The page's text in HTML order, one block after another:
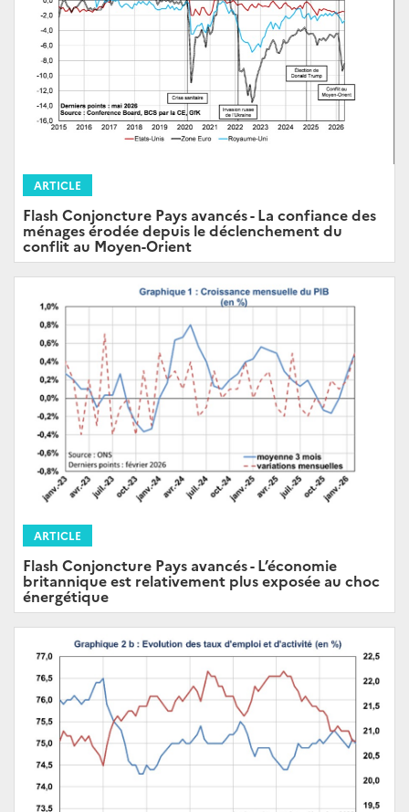
ARTICLE
Flash Conjoncture Pays avancés - La confiance des
ménages érodée depuis le déclenchement du
conflit au Moyen-Orient
ARTICLE
Flash Conjoncture Pays avancés - L’économie
britannique est relativement plus exposée au choc
énergétique